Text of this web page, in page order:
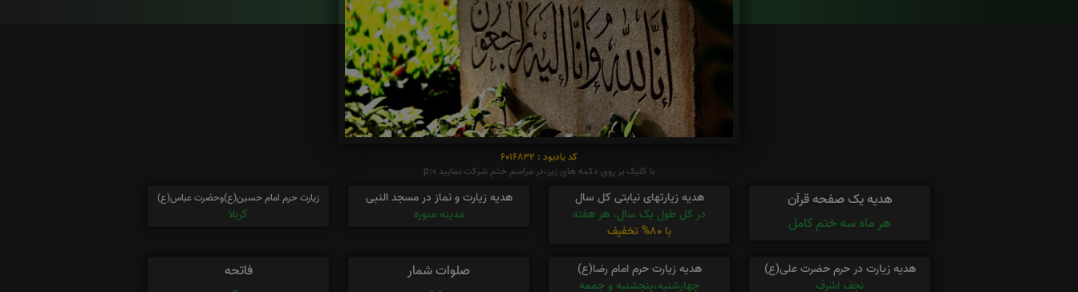
کد یادبود : 6016832
با کلیک بر روی دکمه های زیر،در مراسم ختم شرکت نمایید p:0
هدیه یک صفحه قرآن
هر ماه سه ختم کامل
هدیه زیارتهای نیابتی کل سال
در کل طول یک سال، هر هفته
با 80% تخفیف
هدیه زیارت و نماز در مسجد النبی
مدینه منوره
زیارت حرم امام حسین(ع)وحضرت عباس(ع)
کربلا
هدیه زیارت در حرم حضرت علی(ع)
نجف اشرف
هدیه زیارت حرم امام رضا(ع)
چهارشنبه،پنجشنبه و جمعه
صلوات شمار
فاتحه